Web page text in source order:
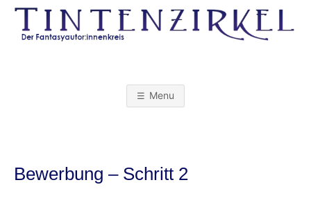
Skip
content
T
Menu
Bewerbung – Schritt 2